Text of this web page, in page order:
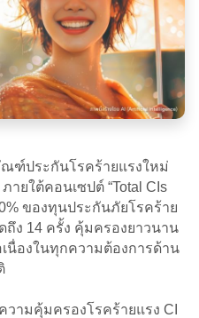
ณฑ์ประกันโรคร้ายแรงใหม่
ายใต้คอนเซปต์ “Total CIs
ของทุนประกันภัยโรคร้าย
ถึง 14 ครั้ง คุ้มครองยาวนาน
นื่องในทุกความต้องการด้าน
ามคุ้มครองโรคร้ายแรง CI